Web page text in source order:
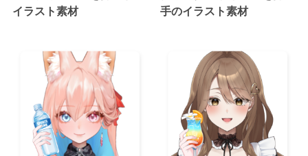
イラスト素材
手のイラスト素材